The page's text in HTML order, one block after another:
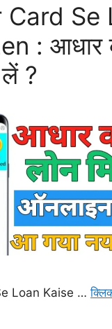
Se
: आधार
?
Loan Kaise …